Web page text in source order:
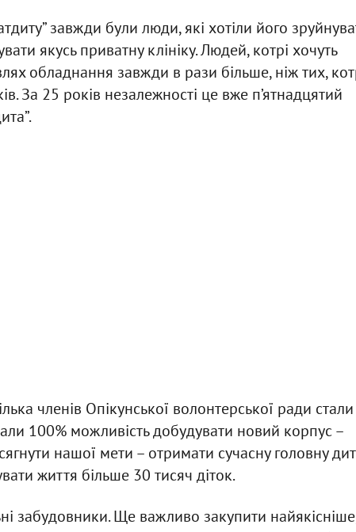
завжди були люди, які хотіли його
якусь приватну клініку. Людей, котрі хочуть
обладнання завжди в рази більше, ніж тих,
За 25 років незалежності це вже п’ятнадцятий
членів Опікунської волонтерської ради стали
100% можливість добудувати новий корпус –
нашої мети – отримати сучасну головну
життя більше 30 тисяч діток.
забудовники. Ще важливо закупити